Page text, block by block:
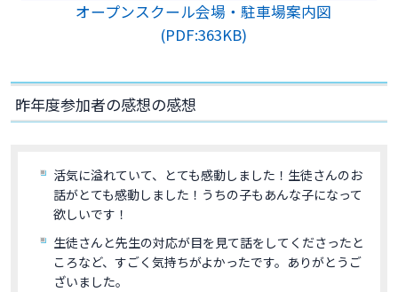
オープンスクール会場・駐車場案内図
(PDF:363KB)
昨年度参加者の感想の感想
活気に溢れていて、とても感動しました！生徒さんのお
話がとても感動しました！うちの子もあんな子になって
欲しいです！
生徒さんと先生の対応が目を見て話をしてくださったと
ころなど、すごく気持ちがよかったです。ありがとうご
ざいました。